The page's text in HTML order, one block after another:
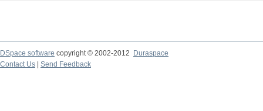
DSpace software copyright © 2002-2012
Duraspace
Contact Us
Send Feedback